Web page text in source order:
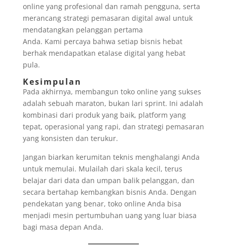
online yang profesional dan ramah pengguna, serta
merancang strategi pemasaran digital awal untuk
mendatangkan pelanggan pertama
Anda. Kami percaya bahwa setiap bisnis hebat
berhak mendapatkan etalase digital yang hebat
pula.
Kesimpulan
Pada akhirnya, membangun toko online yang sukses
adalah sebuah maraton, bukan lari sprint. Ini adalah
kombinasi dari produk yang baik, platform yang
tepat, operasional yang rapi, dan strategi pemasaran
yang konsisten dan terukur.
Jangan biarkan kerumitan teknis menghalangi Anda
untuk memulai. Mulailah dari skala kecil, terus
belajar dari data dan umpan balik pelanggan, dan
secara bertahap kembangkan bisnis Anda. Dengan
pendekatan yang benar, toko online Anda bisa
menjadi mesin pertumbuhan uang yang luar biasa
bagi masa depan Anda.